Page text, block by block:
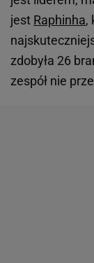
jest Raphinha,
zdobyła 26
zespół nie